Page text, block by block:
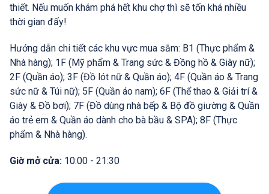
thiết. Nếu muốn khám phá hết khu chợ thì sẽ tốn khá nhiều
thời gian đấy!
Hướng dẫn chi tiết các khu vực mua sắm: B1 (Thực phẩm &
Nhà hàng); 1F (Mỹ phẩm & Trang sức & Đồng hồ & Giày nữ);
2F (Quần áo); 3F (Đồ lót nữ & Quần áo); 4F (Quần áo & Trang
sức nữ & Túi nữ); 5F (Quần áo nam); 6F (Thể thao & Giải trí &
Giày & Đồ bơi); 7F (Đồ dùng nhà bếp & Bộ đồ giường & Quần
áo trẻ em & Quần áo dành cho bà bầu & SPA); 8F (Thực
phẩm & Nhà hàng).
Giờ mở cửa: 10:00 - 21:30